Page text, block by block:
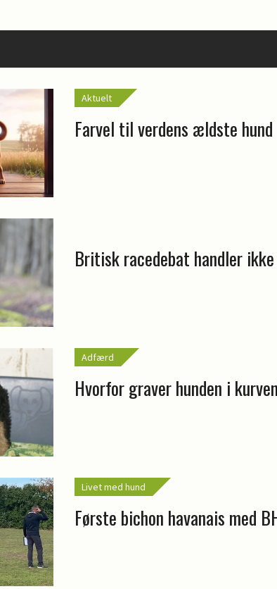
Aktuelt
Farvel til verdens ældste hund
Britisk racedebat handler
Adfærd
Hvorfor graver hunden i
Livet med hund
Første bichon havanais med